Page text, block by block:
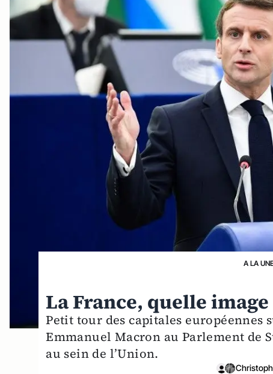
A LA
La France, quelle image
Petit tour des capitales européennes
Emmanuel Macron au Parlement de
au sein de l’Union.